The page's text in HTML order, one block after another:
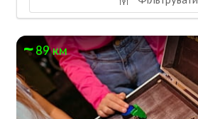
89 км